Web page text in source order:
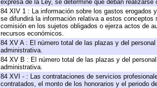
expresa de la Ley, se determine que deban realizarse
84 XIV 1 : La información sobre los gastos erogados
se difundirá la información relativa a estos
comisión en los sujetos obligados o ejerza actos de
recursos económicos.
84 XV A : El número total de las plazas y del
administrativa.
84 XV B : El número total de las plazas y del
administrativa.
84 XVI - : Las contrataciones de servicios
contratados, el monto de los honorarios y el periodo